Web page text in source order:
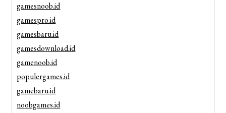
gamesnoob.id
gamespro.id
gamesbaru.id
gamesdownload.id
gamenoob.id
populergames.id
gamebaru.id
noobgames.id